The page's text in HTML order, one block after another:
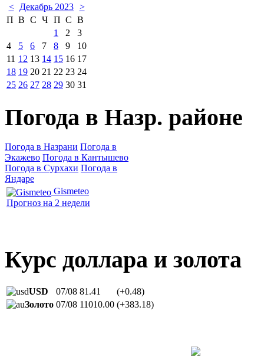
< Декабрь 2023 >
П В С Ч П С В
1
2
3
4
5 6 7 8 9
10
11 12 13 14 15 16 17
18 19 20 21 22 23 24
25 26 27 28 29 30 31
Погода в Назр. районе
Погода в Назрани Погода в
Экажево Погода в Кантышево
Погода в Сурхахи Погода в
Яндаре
Gismeteo
Прогноз на 2 недели
Курс доллара и золота
USD 07/08 81.41
(+0.48)
Золото 07/08 11010.00 (+383.18)